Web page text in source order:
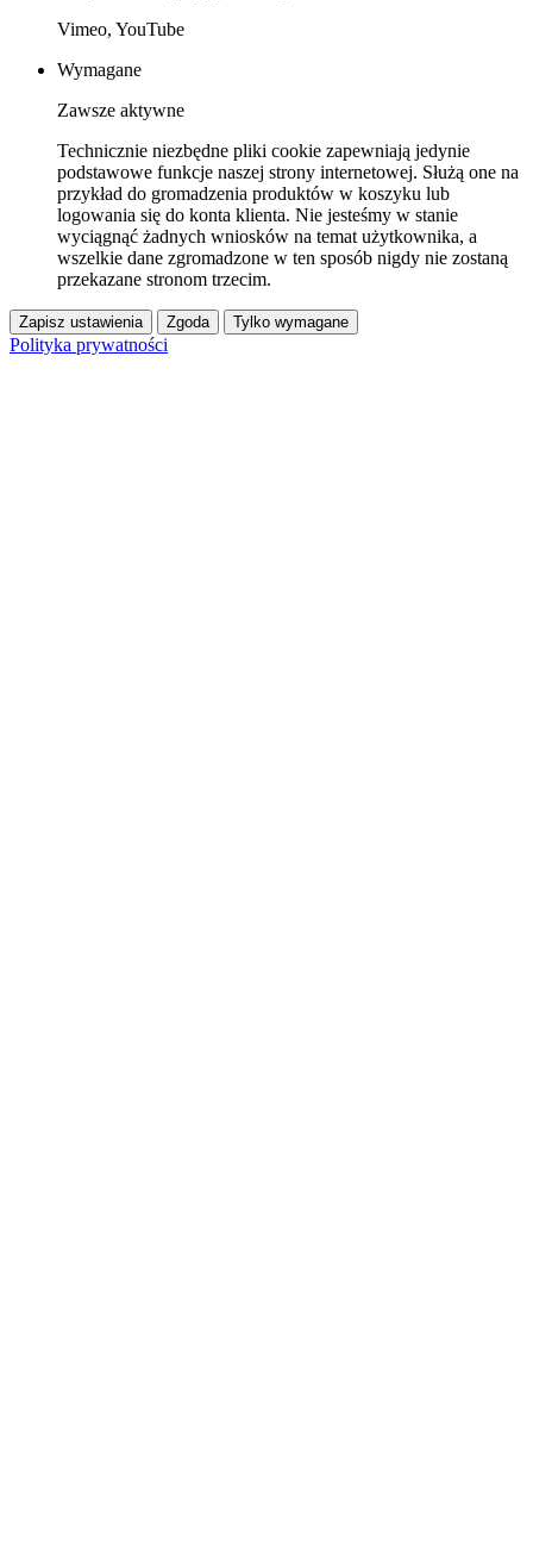
Vimeo, YouTube
Wymagane
Zawsze aktywne
Technicznie niezbędne pliki cookie zapewniają jedynie
podstawowe funkcje naszej strony internetowej. Służą one na
przykład do gromadzenia produktów w koszyku lub
logowania się do konta klienta. Nie jesteśmy w stanie
wyciągnąć żadnych wniosków na temat użytkownika, a
wszelkie dane zgromadzone w ten sposób nigdy nie zostaną
przekazane stronom trzecim.
Zapisz ustawienia Zgoda Tylko wymagane
Polityka prywatności